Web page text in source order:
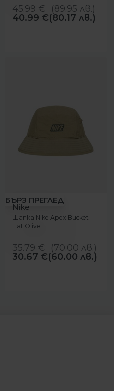
45.99€ (89.95лв.)
40.99 €(80.17 лв.)
-14%
БЪРЗ ПРЕГЛЕД
Nike
Шапка Nike Apex Bucket
Hat Olive
35.79€ (70.00лв.)
30.67 €(60.00 лв.)